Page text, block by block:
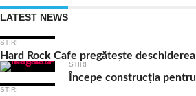
LATEST NEWS
STIRI
Hard Rock Cafe pregătește
STIRI
Începe construcția
STIRI